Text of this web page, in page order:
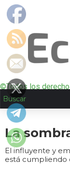
©Todos los
La
El influyente y
está cumpliendo